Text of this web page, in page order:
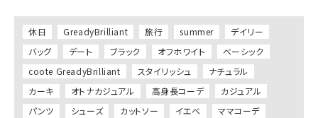
休日 GreadyBrilliant 旅行 summer
デイリー
バッグ
デート ブラック オフホワイト
ベーシック
coote GreadyBrilliant
スタイリッシュ
ナチュラル
カーキ
オトナカジュアル 高身長コーデ
カジュアル
パンツ
シューズ カットソー イエベ ママコーデ